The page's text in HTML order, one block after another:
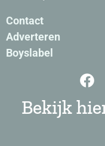
Contact
Adverteren
Boyslabel
Bekijk